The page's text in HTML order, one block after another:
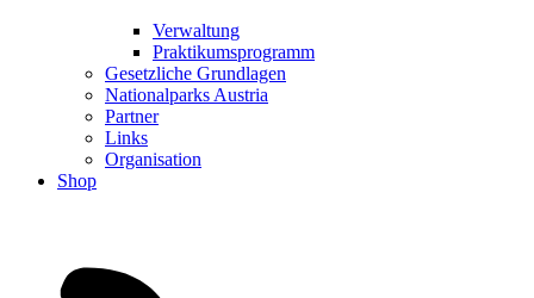
Verwaltung
Praktikumsprogramm
Gesetzliche Grundlagen
Nationalparks Austria
Partner
Links
Organisation
Shop